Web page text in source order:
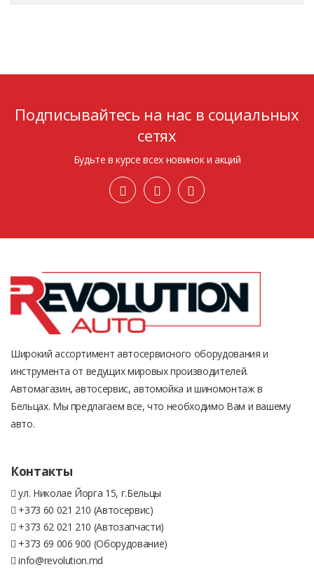
Подписывайтесь на нас в социальных
сетях
Будьте в курсе всех новинок и акций
Широкий ассортимент автосервисного оборудования и
инструмента от ведущих мировых производителей.
Автомагазин, автосервис, автомойка и шиномонтаж в
Бельцах. Мы предлагаем все, что необходимо Вам и вашему
авто.
Контакты
ул. Николае Йорга 15, г.Бельцы
+373 60 021 210 (Автосервис)
+373 62 021 210 (Автозапчасти)
+373 69 006 900 (Оборудование)
info@revolution.md